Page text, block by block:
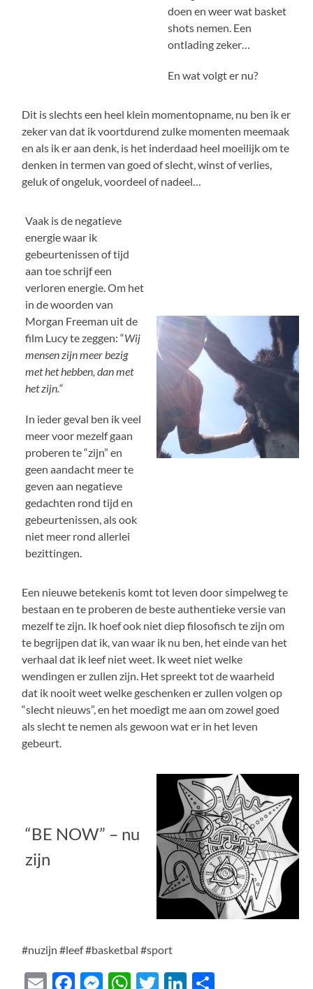
doen en weer wat basket
shots nemen. Een
ontlading zeker…
En wat volgt er nu?
Dit is slechts een heel klein momentopname, nu ben ik er
zeker van dat ik voortdurend zulke momenten meemaak
en als ik er aan denk, is het inderdaad heel moeilijk om te
denken in termen van goed of slecht, winst of verlies,
geluk of ongeluk, voordeel of nadeel…
Vaak is de negatieve
energie waar ik
gebeurtenissen of tijd
aan toe schrijf een
verloren energie. Om het
in de woorden van
Morgan Freeman uit de
film Lucy te zeggen: “Wij
mensen zijn meer bezig
met het hebben, dan met
het zijn.“
In ieder geval ben ik veel
meer voor mezelf gaan
proberen te “zijn” en
geen aandacht meer te
geven aan negatieve
gedachten rond tijd en
gebeurtenissen, als ook
niet meer rond allerlei
bezittingen.
Een nieuwe betekenis komt tot leven door simpelweg te
bestaan en te proberen de beste authentieke versie van
mezelf te zijn. Ik hoef ook niet diep filosofisch te zijn om
te begrijpen dat ik, van waar ik nu ben, het einde van het
verhaal dat ik leef niet weet. Ik weet niet welke
wendingen er zullen zijn. Het spreekt tot de waarheid
dat ik nooit weet welke geschenken er zullen volgen op
“slecht nieuws”, en het moedigt me aan om zowel goed
als slecht te nemen als gewoon wat er in het leven
gebeurt.
“BE NOW” – nu
zijn
#nuzijn #leef #basketbal #sport
EmailFacebook
Messenger
WhatsApp
TwitterLinkedIn